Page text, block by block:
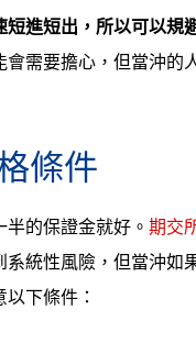
短進短出，所以可以規
需要擔心，但當沖的
條件
的保證金就好。 期交
統性風險，但當沖如
下條件：